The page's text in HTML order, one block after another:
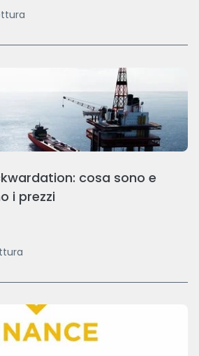
cosa sono e
i prezzi